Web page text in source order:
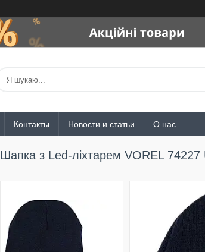
Контакты Новости и статьи О нас
Шапка з Led-ліхтарем VOREL